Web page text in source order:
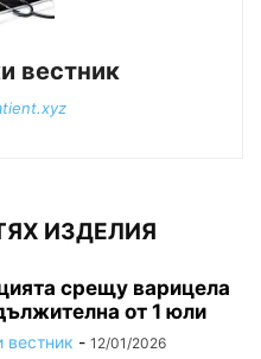
вестник
ИЗДЕЛИЯ
срещу варицела
от 1 юли
вестник - 12/01/2026